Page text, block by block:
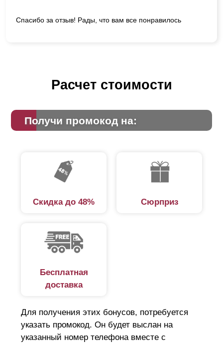
Спасибо за отзыв! Рады, что вам все понравилось
Расчет стоимости
Получи промокод на:
Скидка до 48% Сюрприз
Бесплатная
доставка
Для получения этих бонусов, потребуется
указать промокод. Он будет выслан на
указанный номер телефона вместе с